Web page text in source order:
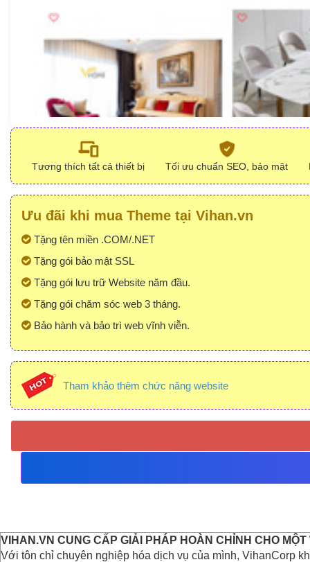
Tương thích tất cả thiết bị Tối ưu chuẩn SEO, bảo mật
Ưu đãi khi mua Theme tại Vihan.vn
Tặng tên miền .COM/.NET
Tặng gói bảo mật SSL
Tặng gói lưu trữ Website năm đầu.
Tặng gói chăm sóc web 3 tháng.
Bảo hành và bảo trì web vĩnh viễn.
Tham khảo thêm chức năng website
VIHAN.VN CUNG CẤP GIẢI PHÁP HOÀN CHỈNH CHO
Với tôn chỉ chuyên nghiệp hóa dịch vụ của mình, VihanCorp